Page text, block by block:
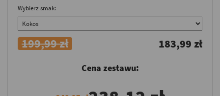
Wybierz smak:
199,99 zł 183,99 zł
Cena zestawu: